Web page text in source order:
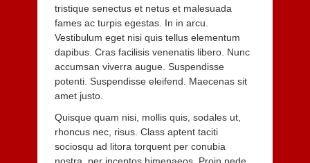
tristique senectus et netus et malesuada
fames ac turpis egestas. In in arcu.
Vestibulum eget nisi quis tellus elementum
dapibus. Cras facilisis venenatis libero. Nunc
accumsan viverra augue. Suspendisse
potenti. Suspendisse eleifend. Maecenas sit
amet justo.
Quisque quam nisi, mollis quis, sodales ut,
rhoncus nec, risus. Class aptent taciti
sociosqu ad litora torquent per conubia